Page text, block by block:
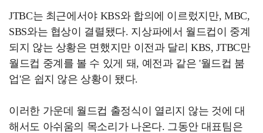
JTBC는 최근에서야 KBS와 합의에 이르렀지만, MBC,
SBS와는 협상이 결렬됐다. 지상파에서 월드컵이 중계
되지 않는 상황은 면했지만 이전과 달리 KBS, JTBC만
월드컵 중계를 볼 수 있게 돼, 예전과 같은 '월드컵 붐
업'은 쉽지 않은 상황이 됐다.
이러한 가운데 월드컵 출정식이 열리지 않는 것에 대
해서도 아쉬움의 목소리가 나온다. 그동안 대표팀은